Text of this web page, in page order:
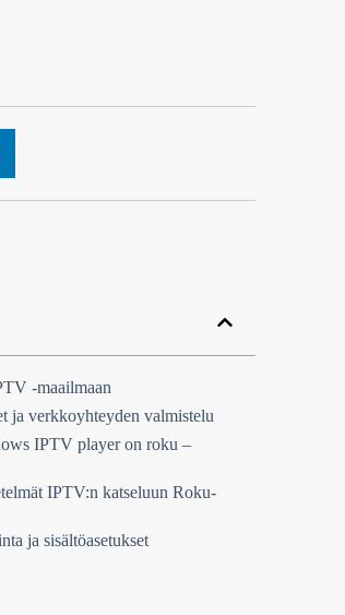
-maailmaan
ja verkkoyhteyden valmistelu
IPTV player on roku –
IPTV:n katseluun Roku-
ja sisältöasetukset